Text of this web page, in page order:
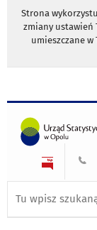
Strona
zmiany ustawień
umieszczane